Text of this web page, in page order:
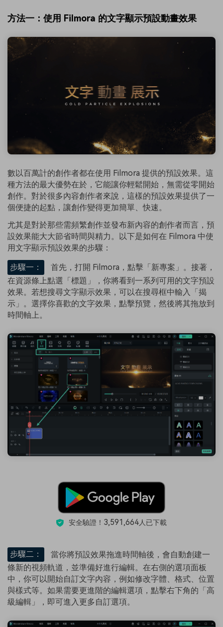
方法一：使用 Filmora 的文字顯示預設動畫效果
數以百萬計的創作者都在使用 Filmora 提供的預設效果。這
種方法的最大優勢在於，它能讓你輕鬆開始，無需從零開始
創作。對於很多內容創作者來說，這樣的預設效果提供了一
個便捷的起點，讓創作變得更加簡單、快速。
尤其是對於那些需頻繁創作並發布新內容的創作者而言，預
設效果能大大節省時間與精力。以下是如何在 Filmora 中使
用文字顯示預設效果的步驟：
步驟一：
首先，打開 Filmora，點擊「新專案」。接著，
在資源條上點選「標題」，你將看到一系列可用的文字預設
效果。若想搜尋文字顯示效果，可以在搜尋框中輸入「揭
示」。選擇你喜歡的文字效果，點擊預覽，然後將其拖放到
時間軸上。
安全驗證！ 3,591,664人已下載
步驟二：
當你將預設效果拖進時間軸後，會自動創建一
條新的視頻軌道，並準備好進行編輯。在右側的選項面板
中，你可以開始自訂文字內容，例如修改字體、格式、位置
與樣式等。如果需要更進階的編輯選項，點擊右下角的「高
級編輯」，即可進入更多自訂選項。